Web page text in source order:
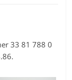
33 81 788 0